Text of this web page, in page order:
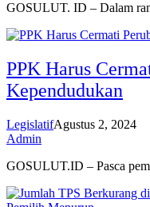
GOSULUT. ID – Dalam
PPK Harus
Kependudukan
LegislatifAgustus 2, 2024
Admin
GOSULUT.ID – Pasca